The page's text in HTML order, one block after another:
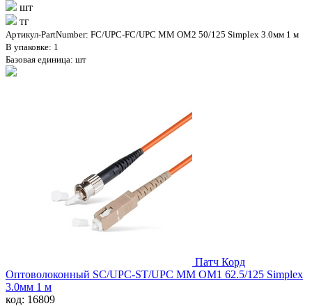
шт
тг
Артикул-PartNumber: FC/UPC-FC/UPC MM OM2 50/125 Simplex 3.0мм 1 м
В упаковке: 1
Базовая единица: шт
Патч Корд
Оптоволоконный SC/UPC-ST/UPC MM OM1 62.5/125 Simplex
3.0мм 1 м
код: 16809